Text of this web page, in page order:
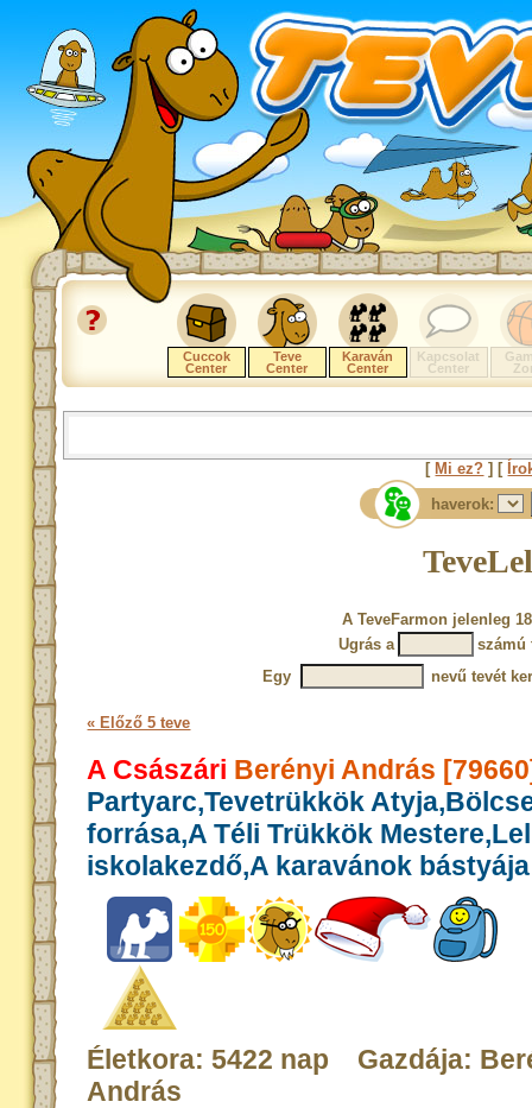
Cuccok
Center
Teve
Center
Karaván
Center
Kapcsolat
Center
[ Mi ez? ] [
haverok:
A TeveFarmon jelenleg
Ugrás a
számú
Egy
nevű tevét
« Előző 5 teve
A Császári Berényi András
Partyarc,Tevetrükkök
forrása,A Téli Trükkök
iskolakezdő,A karavánok bástyája
Életkora: 5422 nap Gazdája:
András